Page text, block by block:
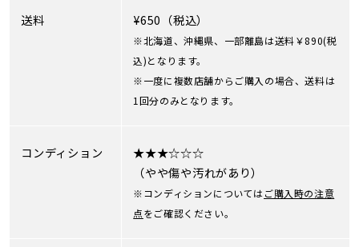
送料 ¥650（税込）
※北海道、沖縄県、一部離島は送料￥890(税
込)となります。
※一度に複数店舗からご購入の場合、送料は
1回分のみとなります。
コンディション
★★★☆☆☆
（やや傷や汚れがあり）
※コンディションについてはご購入時の注意
点をご確認ください。